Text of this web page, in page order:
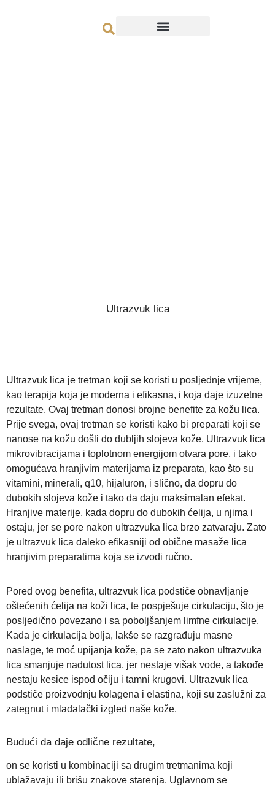
Ultrazvuk lica
Ultrazvuk lica je tretman koji se koristi u posljednje vrijeme,
kao terapija koja je moderna i efikasna, i koja daje izuzetne
rezultate. Ovaj tretman donosi brojne benefite za kožu lica.
Prije svega, ovaj tretman se koristi kako bi preparati koji se
nanose na kožu došli do dubljih slojeva kože. Ultrazvuk lica
mikrovibracijama i toplotnom energijom otvara pore, i tako
omogućava hranjivim materijama iz preparata, kao što su
vitamini, minerali, q10, hijaluron, i slično, da dopru do
dubokih slojeva kože i tako da daju maksimalan efekat.
Hranjive materije, kada dopru do dubokih ćelija, u njima i
ostaju, jer se pore nakon ultrazvuka lica brzo zatvaraju. Zato
je ultrazvuk lica daleko efikasniji od obične masaže lica
hranjivim preparatima koja se izvodi ručno.
Pored ovog benefita, ultrazvuk lica podstiče obnavljanje
oštećenih ćelija na koži lica, te pospješuje cirkulaciju, što je
posljedično povezano i sa poboljšanjem limfne cirkulacije.
Kada je cirkulacija bolja, lakše se razgrađuju masne
naslage, te moć upijanja kože, pa se zato nakon ultrazvuka
lica smanjuje nadutost lica, jer nestaje višak vode, a takođe
nestaju kesice ispod očiju i tamni krugovi. Ultrazvuk lica
podstiče proizvodnju kolagena i elastina, koji su zaslužni za
zategnut i mladalački izgled naše kože.
Budući da daje odlične rezultate,
on se koristi u kombinaciji sa drugim tretmanima koji
ublažavaju ili brišu znakove starenja. Uglavnom se